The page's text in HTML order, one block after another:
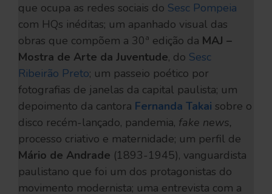
que ocupa as redes sociais do Sesc Pompeia
com HQs inéditas; um apanhado visual das
obras que compõem a 30ª edição da MAJ –
Mostra de Arte da Juventude, do Sesc
Ribeirão Preto; um passeio poético por
fotografias de janelas da capital paulista; um
depoimento da cantora Fernanda Takai sobre o
disco recém-lançado, pandemia, fake news,
processo criativo e maternidade; um perfil de
Mário de Andrade (1893-1945), vanguardista
paulistano que foi um dos protagonistas do
movimento modernista; uma entrevista com a